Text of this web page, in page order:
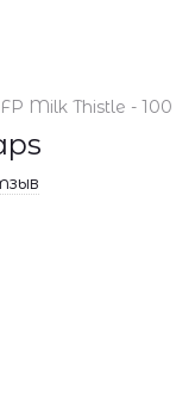
FP Milk Thistle -